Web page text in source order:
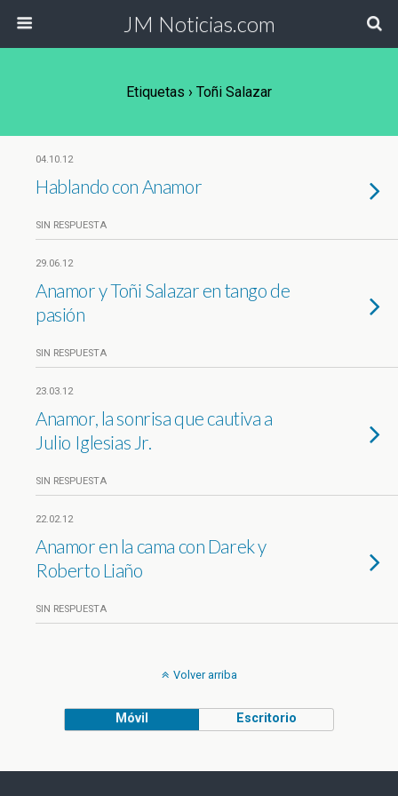
JM Noticias.com
Etiquetas › Toñi Salazar
04.10.12
Hablando con Anamor
SIN RESPUESTA
29.06.12
Anamor y Toñi Salazar en tango de
pasión
SIN RESPUESTA
23.03.12
Anamor, la sonrisa que cautiva a
Julio Iglesias Jr.
SIN RESPUESTA
22.02.12
Anamor en la cama con Darek y
Roberto Liaño
SIN RESPUESTA
Volver arriba
Móvil Escritorio